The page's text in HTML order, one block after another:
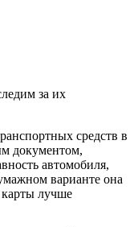
за их
средств в
документом,
автомобиля,
варианте она
лучше